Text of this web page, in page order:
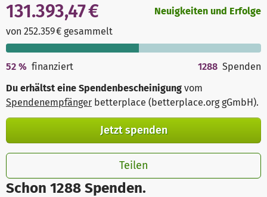
Schon 1288 Spenden.
131.393,47 €
von 252.359 € gesammelt
Neuigkeiten und Erfolge
52 % finanziert 1288 Spenden
Du erhältst eine Spendenbescheinigung vom
Spendenempfänger betterplace (betterplace.org gGmbH).
Jetzt spenden
Teilen